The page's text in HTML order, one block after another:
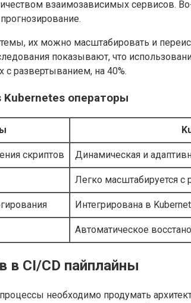
взаимозависимых сервисов.
их можно масштабировать и
показывают, что
развертыванием, на 40%.
Kubernetes операторы
скриптов Динамическая и
Легко масштабируется с
Интегрирована в
Автоматическое
в CI/CD пайплайны
необходимо продумать